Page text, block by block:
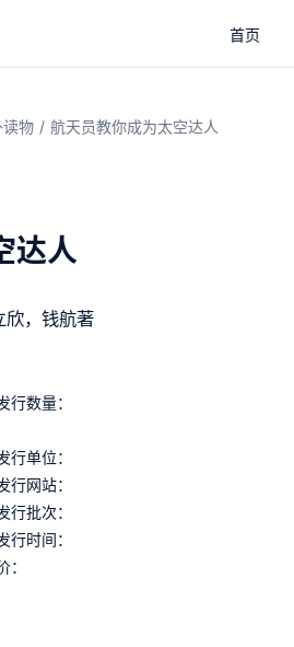
首页
读物 / 航天员教你成为太空达人
达人
欣，钱航著
行数量：
行单位：
行网站：
行批次：
行时间：